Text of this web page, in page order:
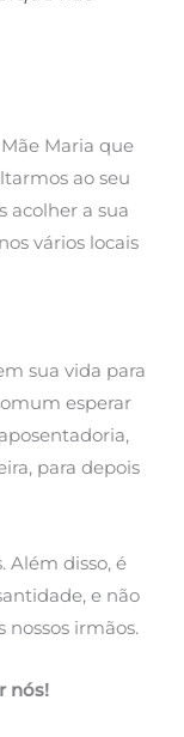
Maria que
ao seu
acolher a sua
vários locais
sua vida para
esperar
para depois
Além disso, é
e não
nossos irmãos.
nós!